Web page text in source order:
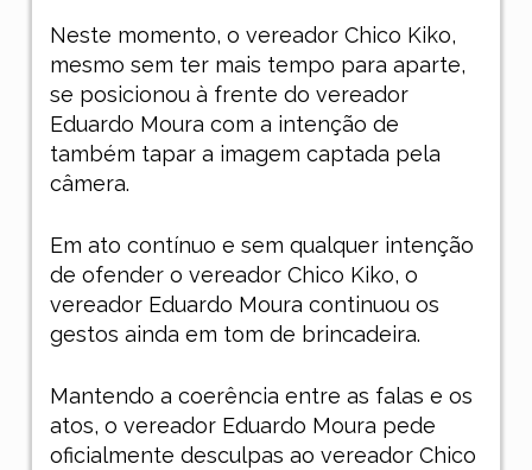
Neste momento, o vereador Chico Kiko,
mesmo sem ter mais tempo para aparte,
se posicionou à frente do vereador
Eduardo Moura com a intenção de
também tapar a imagem captada pela
câmera.
Em ato contínuo e sem qualquer intenção
de ofender o vereador Chico Kiko, o
vereador Eduardo Moura continuou os
gestos ainda em tom de brincadeira.
Mantendo a coerência entre as falas e os
atos, o vereador Eduardo Moura pede
oficialmente desculpas ao vereador Chico